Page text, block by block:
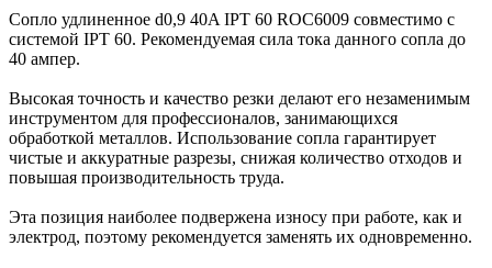
Сопло удлиненное d0,9 40A IPT 60 ROC6009 совместимо с
системой IPT 60. Рекомендуемая сила тока данного сопла до
40 ампер.
Высокая точность и качество резки делают его незаменимым
инструментом для профессионалов, занимающихся
обработкой металлов. Использование сопла гарантирует
чистые и аккуратные разрезы, снижая количество отходов и
повышая производительность труда.
Эта позиция наиболее подвержена износу при работе, как и
электрод, поэтому рекомендуется заменять их одновременно.